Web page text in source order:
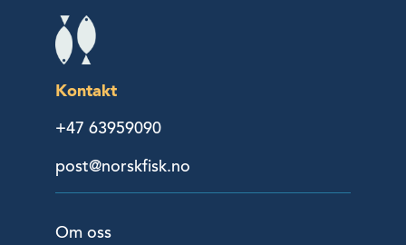
Kontakt
+47 63959090
post@norskfisk.no
Om oss